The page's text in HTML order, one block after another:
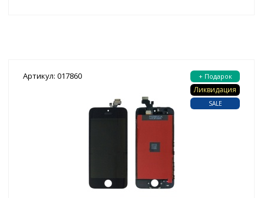
Артикул: 017860 + Подарок
Ликвидация
SALE